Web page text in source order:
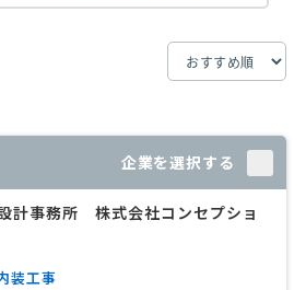
企業を選択する
計事務所 株式会社コンセプショ
装工事